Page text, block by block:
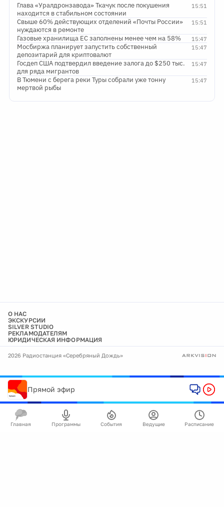
15:51
Глава «Уралдронзавода» Ткачук после покушения
находится в стабильном состоянии
15:51
Свыше 60% действующих отделений «Почты России»
нуждаются в ремонте
15:47
Газовые хранилища ЕС заполнены менее чем на 58%
15:47
Мосбиржа планирует запустить собственный
депозитарий для криптовалют
15:47
Госдеп США подтвердил введение залога до $250 тыс.
для ряда мигрантов
15:47
В Тюмени с берега реки Туры собрали уже тонну
мертвой рыбы
О НАС
ЭКСКУРСИИ
SILVER STUDIO
РЕКЛАМОДАТЕЛЯМ
ЮРИДИЧЕСКАЯ ИНФОРМАЦИЯ
2026 Радиостанция «Серебряный Дождь»
Прямой эфир
Главная Программы События Ведущие Расписание